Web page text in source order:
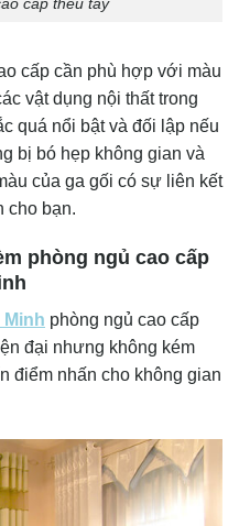
cấp cần phù hợp với màu
vật dụng nội thất trong
quá nổi bật và đối lập nếu
bị bó hẹp không gian và
của ga gối có sự liên kết
cho bạn.
phòng ngủ cao cấp
Minh phòng ngủ cao cấp
đại nhưng không kém
điểm nhấn cho không gian